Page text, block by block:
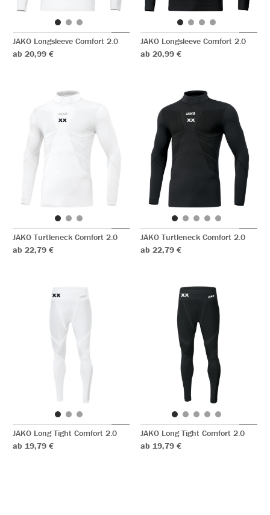
JAKO Longsleeve Comfort 2.0
ab 20,99 €
JAKO Longsleeve Comfort 2.0
ab 20,99 €
JAKO Turtleneck Comfort 2.0
ab 22,79 €
JAKO Turtleneck Comfort 2.0
ab 22,79 €
JAKO Long Tight Comfort 2.0
ab 19,79 €
JAKO Long Tight Comfort 2.0
ab 19,79 €